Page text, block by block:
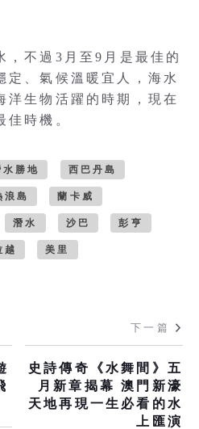
，不過3月至9月是最佳的
定、氣候溫暖宜人，海水
洋生物活躍的時期，現在
佳時機。
水勝地 西巴丹島
浪島 蘭卡威
潛水 沙巴 彭亨
越 美里
下一篇
史詩傳奇《水舞間》五
月新章揭幕 澳門新濠
天地再現一生必看的水
上匯演